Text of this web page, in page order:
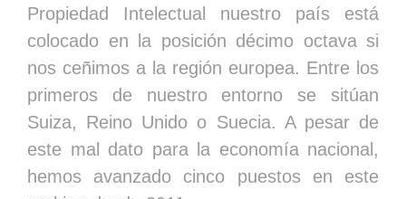
Propiedad Intelectual nuestro país está
colocado en la posición décimo octava si
nos ceñimos a la región europea. Entre los
primeros de nuestro entorno se sitúan
Suiza, Reino Unido o Suecia. A pesar de
este mal dato para la economía nacional,
hemos avanzado cinco puestos en este